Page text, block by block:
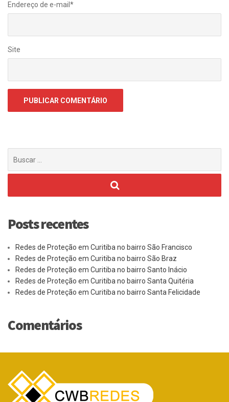
Endereço de e-mail *
Site
por:
Posts recentes
Redes de Proteção em Curitiba no bairro São Francisco
Redes de Proteção em Curitiba no bairro São Braz
Redes de Proteção em Curitiba no bairro Santo Inácio
Redes de Proteção em Curitiba no bairro Santa Quitéria
Redes de Proteção em Curitiba no bairro Santa Felicidade
Comentários